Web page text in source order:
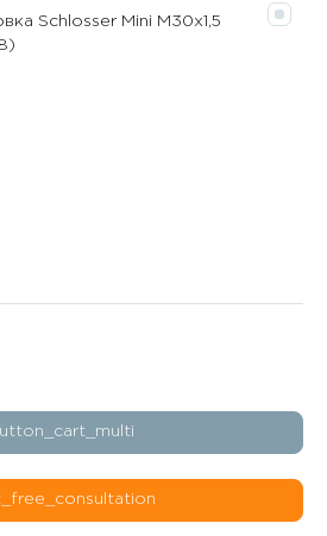
Schlosser Mini M30x1,5